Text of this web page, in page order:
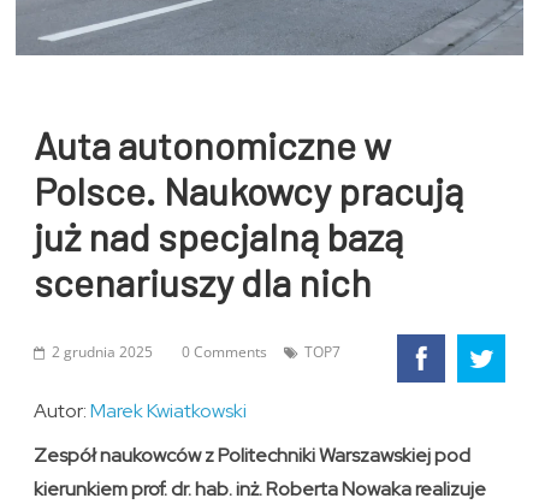
Auta autonomiczne w
Polsce. Naukowcy pracują
już nad specjalną bazą
scenariuszy dla nich
2 grudnia 2025 0 Comments TOP7
Autor:Marek Kwiatkowski
Zespół naukowców z Politechniki Warszawskiej pod
kierunkiem prof. dr. hab. inż. Roberta Nowaka realizuje